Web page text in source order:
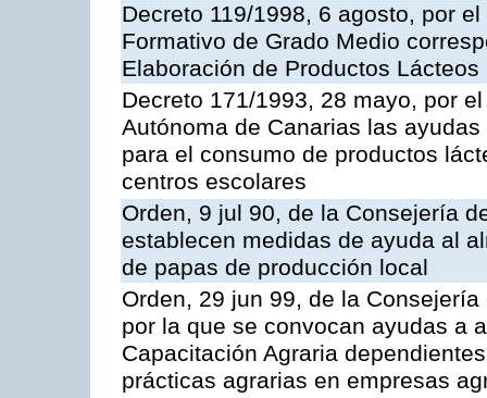
Decreto 119/1998, 6 agosto, por
Formativo de Grado Medio
Elaboración de Productos Lácteos
Decreto 171/1993, 28 mayo, por
Autónoma de Canarias las
para el consumo de productos
centros escolares
Orden, 9 jul 90, de la Consejería
establecen medidas de ayuda al
de papas de producción local
Orden, 29 jun 99, de la
por la que se convocan ayudas a
Capacitación Agraria
prácticas agrarias en empresas